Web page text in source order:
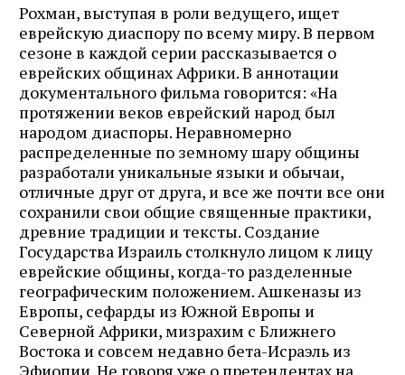
Рохман, выступая в роли ведущего, ищет
еврейскую диаспору по всему миру. В первом
сезоне в каждой серии рассказывается о
еврейских общинах Африки. В аннотации
документального фильма говорится: «На
протяжении веков еврейский народ был
народом диаспоры. Неравномерно
распределенные по земному шару общины
разработали уникальные языки и обычаи,
отличные друг от друга, и все же почти все они
сохранили свои общие священные практики,
древние традиции и тексты. Создание
Государства Израиль столкнуло лицом к лицу
еврейские общины, когда-то разделенные
географическим положением. Ашкеназы из
Европы, сефарды из Южной Европы и
Северной Африки, мизрахим с Ближнего
Востока и совсем недавно бета-Исраэль из
Эфиопии. Не говоря уже о претендентах на